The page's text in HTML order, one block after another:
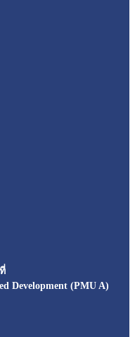
Development (PMU A)